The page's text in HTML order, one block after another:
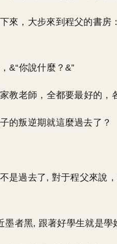
來，大步來到程父的書房
&“你說什麼？&”
教老師，全都要最好的，
的叛逆期就這麼過去了？
是過去了, 對于程父來說
者黑, 跟著好學生就是學